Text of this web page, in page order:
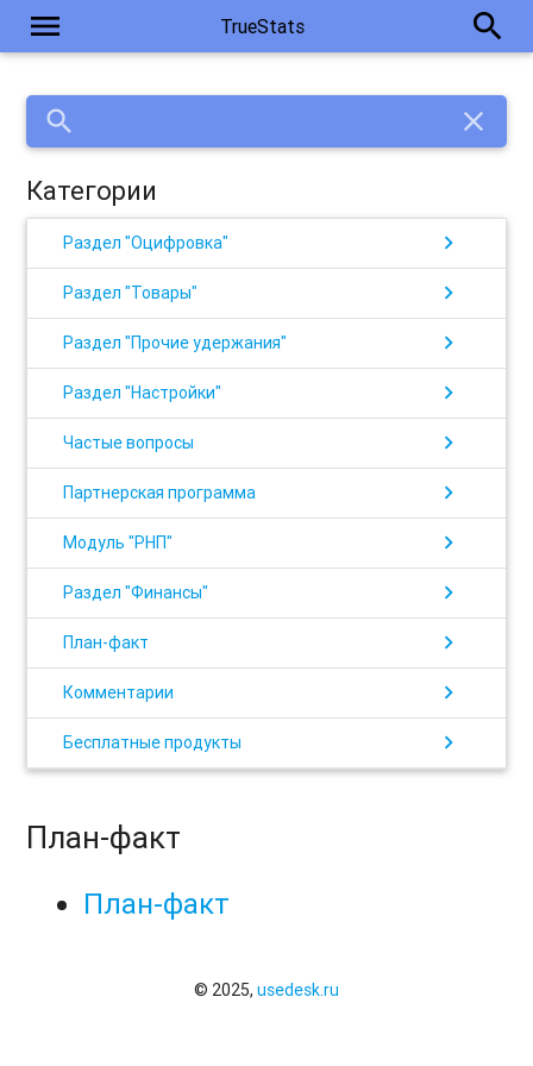
menu TrueStats search
search close
Категории
Раздел "Оцифровка" chevron_right
Раздел "Товары" chevron_right
Раздел "Прочие удержания" chevron_right
Раздел "Настройки" chevron_right
Частые вопросы chevron_right
Партнерская программа chevron_right
Модуль "РНП" chevron_right
Раздел "Финансы" chevron_right
План-факт chevron_right
Комментарии chevron_right
Бесплатные продукты chevron_right
План-факт
План-факт
© 2025, usedesk.ru